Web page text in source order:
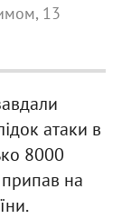
13
атаки в
8000
на